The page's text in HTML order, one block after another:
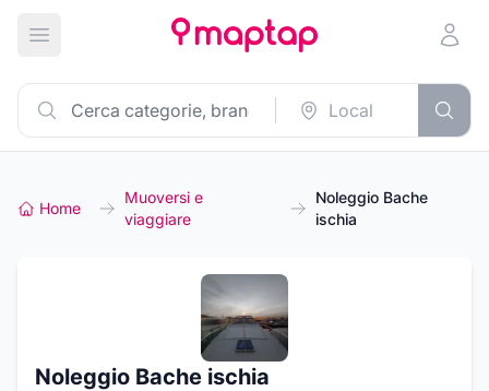
Apri menu principale
Home
Muoversi e
viaggiare
Noleggio Bache
ischia
Noleggio Bache ischia